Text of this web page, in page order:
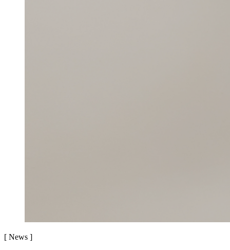
[ News ]